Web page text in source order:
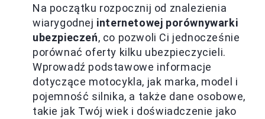
Na początku rozpocznij od znalezienia
wiarygodnej internetowej porównywarki
ubezpieczeń, co pozwoli Ci jednocześnie
porównać oferty kilku ubezpieczycieli.
Wprowadź podstawowe informacje
dotyczące motocykla, jak marka, model i
pojemność silnika, a także dane osobowe,
takie jak Twój wiek i doświadczenie jako